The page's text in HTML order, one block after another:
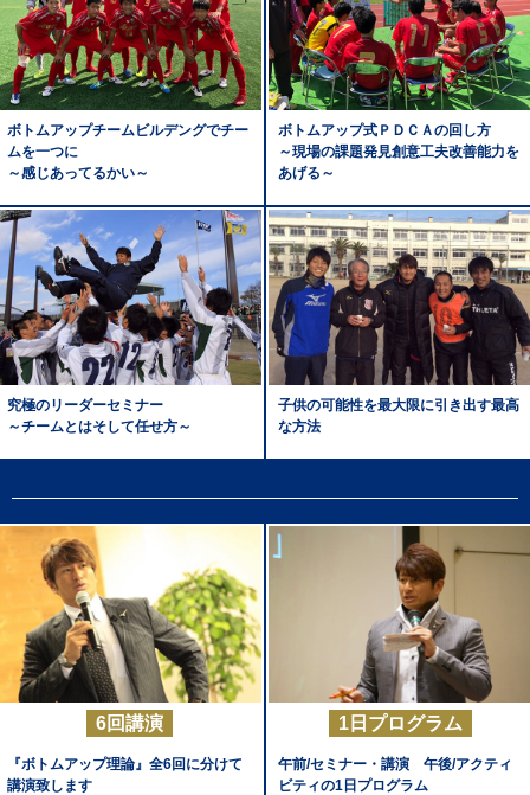
ボトムアップチームビルデングでチー
ムを一つに
～感じあってるかい～
ボトムアップ式ＰＤＣＡの回し方
～現場の課題発見創意工夫改善能力を
あげる～
究極のリーダーセミナー
～チームとはそして任せ方～
子供の可能性を最大限に引き出す最高
な方法
6回講演
『ボトムアップ理論』全6回に分けて
講演致します
1日プログラム
午前/セミナー・講演 午後/アクティ
ビティの1日プログラム